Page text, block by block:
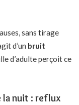
sans tirage
d’un bruit
d’adulte perçoit ce
la nuit : reflux